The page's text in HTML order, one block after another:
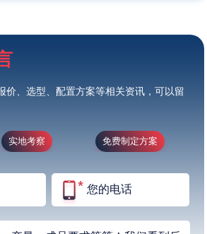
价、选型、配置方案等相关资讯，可以留
实地考察 免费制定方案